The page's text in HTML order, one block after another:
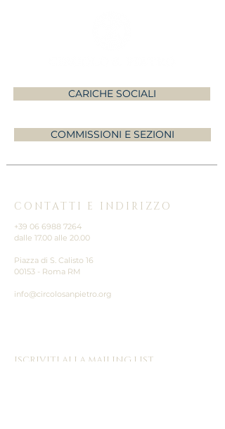
CARICHE SOCIALI
COMMISSIONI E SEZIONI
CONTATTI E INDIRIZZO
+39 06 6988 7264
dalle 17.00 alle 20.00
Piazza di S. Calisto 16
00153 - Roma RM
info@circolosanpietro.org
ISCRIVITI ALLA MAILING LIST